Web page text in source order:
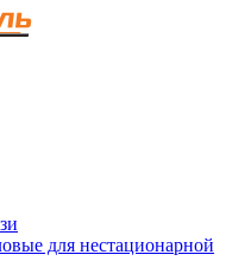
для нестационарной